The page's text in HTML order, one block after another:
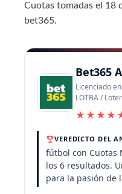
Cuotas tomadas el 18
bet365.
Bet365
Licenciado
LOTBA /
VEREDICTO DEL
fútbol con Cuotas
los 6 resultados.
para la pasión de